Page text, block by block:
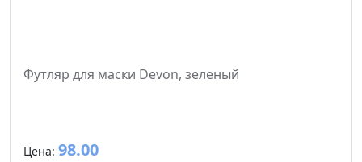
Футляр для маски Devon, зеленый
Цена: 98.00